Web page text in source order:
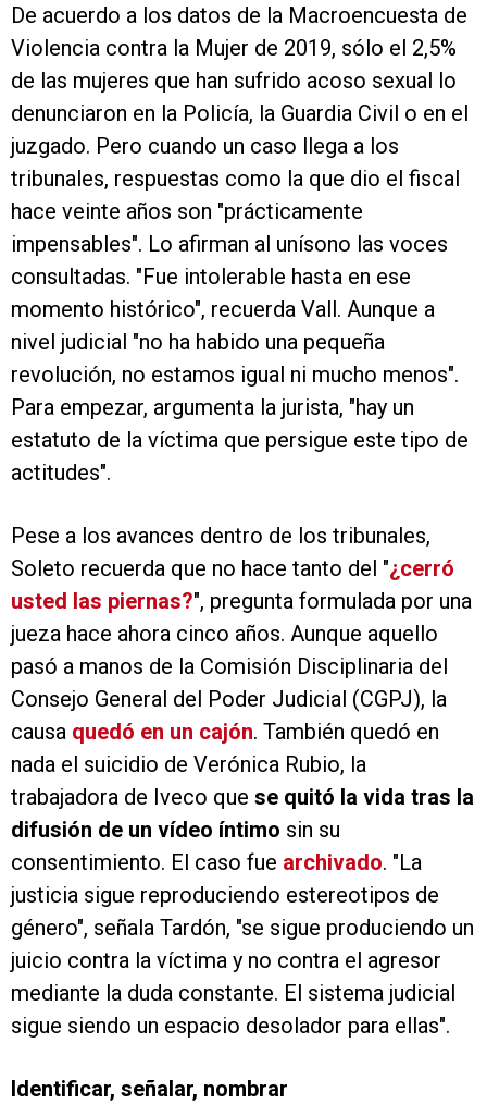
De acuerdo a los datos de la Macroencuesta de
Violencia contra la Mujer de 2019, sólo el 2,5%
de las mujeres que han sufrido acoso sexual lo
denunciaron en la Policía, la Guardia Civil o en el
juzgado. Pero cuando un caso llega a los
tribunales, respuestas como la que dio el fiscal
hace veinte años son "prácticamente
impensables". Lo afirman al unísono las voces
consultadas. "Fue intolerable hasta en ese
momento histórico", recuerda Vall. Aunque a
nivel judicial "no ha habido una pequeña
revolución, no estamos igual ni mucho menos".
Para empezar, argumenta la jurista, "hay un
estatuto de la víctima que persigue este tipo de
actitudes".
Pese a los avances dentro de los tribunales,
Soleto recuerda que no hace tanto del "¿cerró
usted las piernas?", pregunta formulada por una
jueza hace ahora cinco años. Aunque aquello
pasó a manos de la Comisión Disciplinaria del
Consejo General del Poder Judicial (CGPJ), la
causa quedó en un cajón. También quedó en
nada el suicidio de Verónica Rubio, la
trabajadora de Iveco que se quitó la vida tras la
difusión de un vídeo íntimo sin su
consentimiento. El caso fue archivado. "La
justicia sigue reproduciendo estereotipos de
género", señala Tardón, "se sigue produciendo un
juicio contra la víctima y no contra el agresor
mediante la duda constante. El sistema judicial
sigue siendo un espacio desolador para ellas".
Identificar, señalar, nombrar